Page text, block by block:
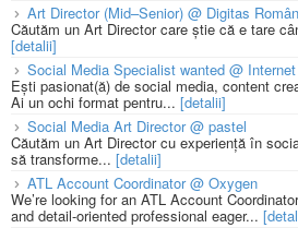
Art Director (Mid–Senior) @ Digitas
Căutăm un Art Director care știe că e tare
[detalii]
Social Media Specialist wanted @
Ești pasionat(ă) de social media, content
Ai un ochi format pentru... [detalii]
Social Media Art Director @ pastel
Căutăm un Art Director cu experiență în
să transforme... [detalii]
ATL Account Coordinator @ Oxygen
We’re looking for an ATL Account
and detail-oriented professional eager...